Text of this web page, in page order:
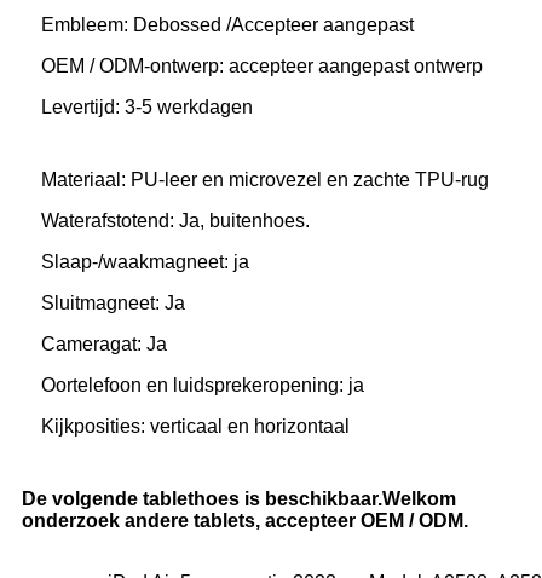
Embleem: Debossed /Accepteer aangepast
OEM / ODM-ontwerp: accepteer aangepast ontwerp
Levertijd: 3-5 werkdagen
Materiaal: PU-leer en microvezel en zachte TPU-rug
Waterafstotend: Ja, buitenhoes.
Slaap-/waakmagneet: ja
Sluitmagneet: Ja
Cameragat: Ja
Oortelefoon en luidsprekeropening: ja
Kijkposities: verticaal en horizontaal
De volgende tablethoes is beschikbaar.Welkom
onderzoek andere tablets, accepteer OEM / ODM.